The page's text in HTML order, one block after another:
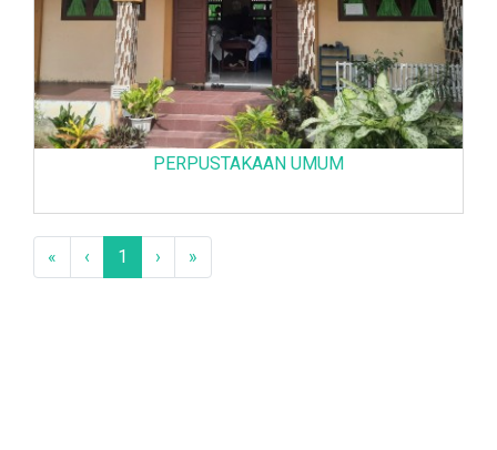
PERPUSTAKAAN UMUM
« ‹ 1 › »